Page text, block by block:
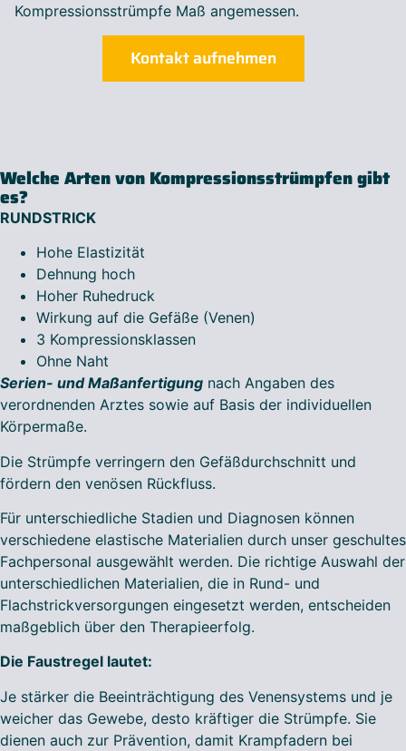
Kompressionsstrümpfe Maß angemessen.
Kontakt aufnehmen
Welche Arten von Kompressionsstrümpfen gibt
es?
RUNDSTRICK
Hohe Elastizität
Dehnung hoch
Hoher Ruhedruck
Wirkung auf die Gefäße (Venen)
3 Kompressionsklassen
Ohne Naht
Serien- und Maßanfertigung nach Angaben des
verordnenden Arztes sowie auf Basis der individuellen
Körpermaße.
Die Strümpfe verringern den Gefäßdurchschnitt und
fördern den venösen Rückfluss.
Für unterschiedliche Stadien und Diagnosen können
verschiedene elastische Materialien durch unser geschultes
Fachpersonal ausgewählt werden. Die richtige Auswahl der
unterschiedlichen Materialien, die in Rund- und
Flachstrickversorgungen eingesetzt werden, entscheiden
maßgeblich über den Therapieerfolg.
Die Faustregel lautet:
Je stärker die Beeinträchtigung des Venensystems und je
weicher das Gewebe, desto kräftiger die Strümpfe. Sie
dienen auch zur Prävention, damit Krampfadern bei